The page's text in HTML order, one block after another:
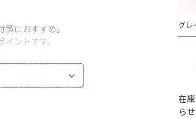
におすすめ。
ントです。
白く結晶化し、温かくなります。温
グレ
在
ら